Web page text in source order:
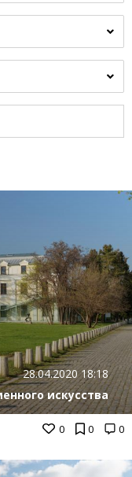
0 0 0
28.04.2020 18:18
искусства